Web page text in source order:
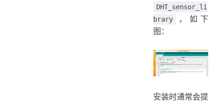
DHT_sensor_li
brary
，如下
图：
安装时通常会提